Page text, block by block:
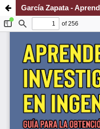
García Zapata -